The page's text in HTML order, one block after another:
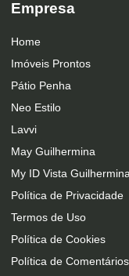
Empresa
Home
Imóveis Prontos
Pátio Penha
Neo Estilo
Lavvi
May Guilhermina
My ID Vista Guilhermina
Política de Privacidade
Termos de Uso
Política de Cookies
Política de Comentários